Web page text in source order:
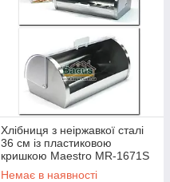
Хлібниця з неіржавкої сталі
36 см із пластиковою
кришкою Maestro MR-1671S
Немає в наявності